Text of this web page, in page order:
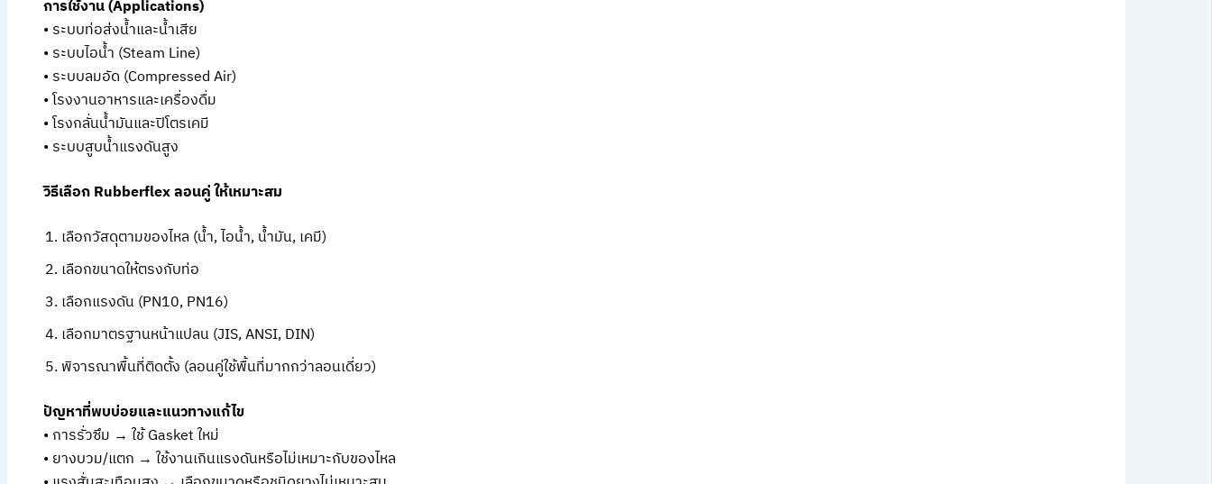
การใช้งาน (Applications)
• ระบบท่อส่งน้ำและน้ำเสีย
• ระบบไอน้ำ (Steam Line)
• ระบบลมอัด (Compressed Air)
• โรงงานอาหารและเครื่องดื่ม
• โรงกลั่นน้ำมันและปิโตรเคมี
• ระบบสูบน้ำแรงดันสูง
วิธีเลือก Rubberflex ลอนคู่ ให้เหมาะสม
เลือกวัสดุตามของไหล (น้ำ, ไอน้ำ, น้ำมัน, เคมี)
เลือกขนาดให้ตรงกับท่อ
เลือกแรงดัน (PN10, PN16)
เลือกมาตรฐานหน้าแปลน (JIS, ANSI, DIN)
พิจารณาพื้นที่ติดตั้ง (ลอนคู่ใช้พื้นที่มากกว่าลอนเดี่ยว)
ปัญหาที่พบบ่อยและแนวทางแก้ไข
• การรั่วซึม → ใช้ Gasket ใหม่
• ยางบวม/แตก → ใช้งานเกินแรงดันหรือไม่เหมาะกับของไหล